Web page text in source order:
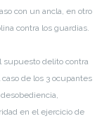
con un ancla, en otro
contra los guardias.
supuesto delito contra
de los 3 ocupantes
en el ejercicio de